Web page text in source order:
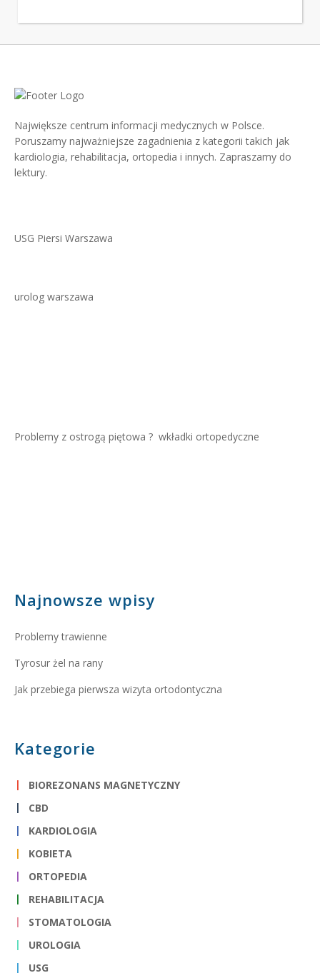
Największe centrum informacji medycznych w Polsce.
Poruszamy najważniejsze zagadnienia z kategorii takich jak
kardiologia, rehabilitacja, ortopedia i innych. Zapraszamy do
lektury.
USG Piersi Warszawa
urolog warszawa
Problemy z ostrogą piętowa ? wkładki ortopedyczne
Najnowsze wpisy
Problemy trawienne
Tyrosur żel na rany
Jak przebiega pierwsza wizyta ortodontyczna
Kategorie
BIOREZONANS MAGNETYCZNY
CBD
KARDIOLOGIA
KOBIETA
ORTOPEDIA
REHABILITACJA
STOMATOLOGIA
UROLOGIA
USG